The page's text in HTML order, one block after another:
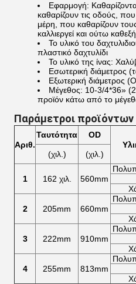
Εφαρμογή:
καθαρίζουν τις οδούς,
μέρη, που καθαρίζουν
καλλιεργεί και ούτω
Το υλικό του
πλαστικό δαχτυλίδι
Το υλικό της ίνας:
Εσωτερική διάμετρος
Εξωτερική διάμετρος
Μέγεθος: 10-3/4*36»
προϊόν κάτω από το
Παράμετροι προϊόντων
Αριθ.
Ταυτότητα
OD
(χιλ.) (χιλ.)
1 162 χιλ. 560mm
2 205mm 660mm
3 222mm 910mm
4 255mm 813mm